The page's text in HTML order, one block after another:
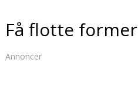
Få flotte former
Annoncer